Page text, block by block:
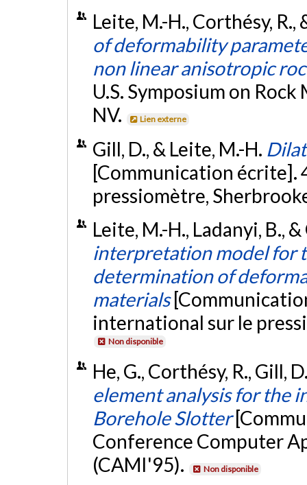
Leite, M.-H., Corthésy,
of deformability
non linear anisotropic
U.S. Symposium on Rock
NV.
Lien externe
Gill, D., & Leite, M.-H.
[Communication écrite].
pressiomètre,
Leite, M.-H., Ladanyi, B.,
interpretation model for
determination of
materials
international sur le
Non disponible
He, G., Corthésy, R., Gill,
element analysis for the
Borehole Slotter
Conference Computer
(CAMI'95).
Non disponible